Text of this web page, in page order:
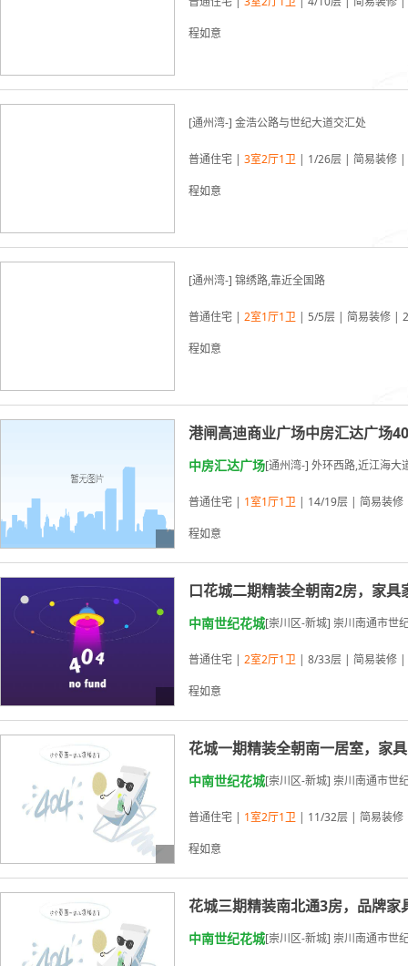
程如意
[通州湾-] 金浩公路与世纪大道交汇处
普通住宅 | 3室2厅1卫 | 1/26层 | 简易装修
程如意
[通州湾-] 锦绣路,靠近全国路
普通住宅 | 2室1厅1卫 | 5/5层 | 简易装修 |
程如意
港闸高迪商业广场中房汇达广场
中房汇达广场[通州湾-] 外环西路,近江海大
普通住宅 | 1室1厅1卫 | 14/19层 | 简易装
程如意
03-19更新
口花城二期精装全朝南2房，家
中南世纪花城[崇川区-新城] 崇川南通市世
普通住宅 | 2室2厅1卫 | 8/33层 | 简易装修
程如意
花城一期精装全朝南一居室，家
中南世纪花城[崇川区-新城] 崇川南通市世
普通住宅 | 1室2厅1卫 | 11/32层 | 简易装
程如意
花城三期精装南北通3房，品牌家
中南世纪花城[崇川区-新城] 崇川南通市世